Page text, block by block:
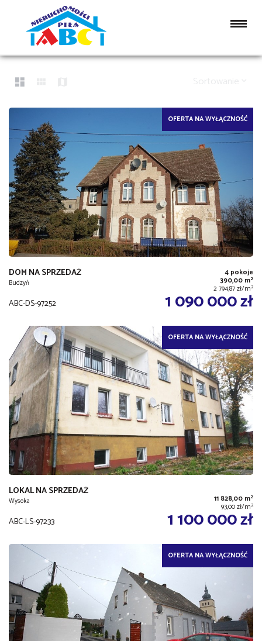
LISTA OFERT
54 OFERTY
OFERTA NA WYŁĄCZNOŚĆ
DOM NA SPRZEDAŻ
Budzyń
4 pokoje
390,00 m2
2 794,87 zł/m2
ABC-DS-97252 1 090 000 zł
OFERTA NA WYŁĄCZNOŚĆ
LOKAL NA SPRZEDAŻ
Wysoka 11 828,00 m2
93,00 zł/m2
ABC-LS-97233 1 100 000 zł
OFERTA NA WYŁĄCZNOŚĆ